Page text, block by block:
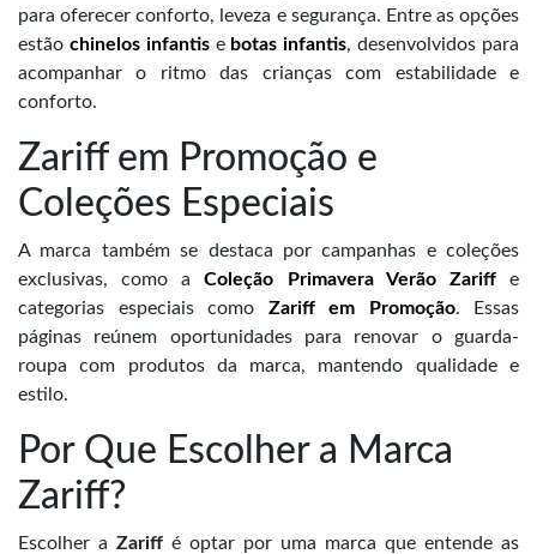
para oferecer conforto, leveza e segurança. Entre as opções
estão chinelos infantise botas infantis, desenvolvidos para
acompanhar o ritmo das crianças com estabilidade e
conforto.
Zariff em Promoção e
Coleções Especiais
A marca também se destaca por campanhas e coleções
exclusivas, como aColeção Primavera Verão Zariffe
categorias especiais como Zariff em Promoção. Essas
páginas reúnem oportunidades para renovar o guarda-
roupa com produtos da marca, mantendo qualidade e
estilo.
Por Que Escolher a Marca
Zariff?
Escolher a Zariff é optar por uma marca que entende as